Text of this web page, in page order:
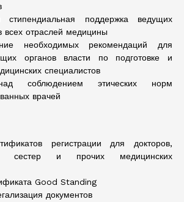
стипендиальная поддержка ведущих
всех отраслей медицины
необходимых рекомендаций для
органов власти по подготовке и
специалистов
соблюдением этических норм
врачей
регистрации для докторов,
сестер и прочих медицинских
Good Standing
документов